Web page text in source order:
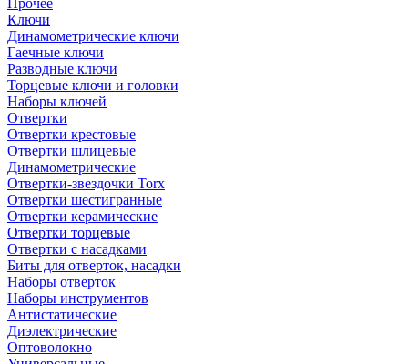
Прочее
Ключи
Динамометрические ключи
Гаечные ключи
Разводные ключи
Торцевые ключи и головки
Наборы ключей
Отвертки
Отвертки крестовые
Отвертки шлицевые
Динамометрические
Отвертки-звездочки Torx
Отвертки шестигранные
Отвертки керамические
Отвертки торцевые
Отвертки с насадками
Биты для отверток, насадки
Наборы отверток
Наборы инструментов
Антистатические
Диэлектрические
Оптоволокно